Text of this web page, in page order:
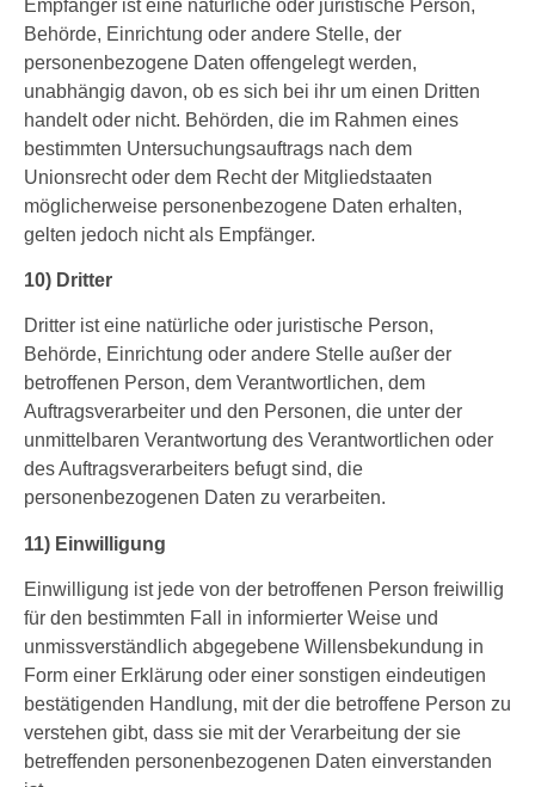
Empfänger ist eine natürliche oder juristische Person,
Behörde, Einrichtung oder andere Stelle, der
personenbezogene Daten offengelegt werden,
unabhängig davon, ob es sich bei ihr um einen Dritten
handelt oder nicht. Behörden, die im Rahmen eines
bestimmten Untersuchungsauftrags nach dem
Unionsrecht oder dem Recht der Mitgliedstaaten
möglicherweise personenbezogene Daten erhalten,
gelten jedoch nicht als Empfänger.
10) Dritter
Dritter ist eine natürliche oder juristische Person,
Behörde, Einrichtung oder andere Stelle außer der
betroffenen Person, dem Verantwortlichen, dem
Auftragsverarbeiter und den Personen, die unter der
unmittelbaren Verantwortung des Verantwortlichen oder
des Auftragsverarbeiters befugt sind, die
personenbezogenen Daten zu verarbeiten.
11) Einwilligung
Einwilligung ist jede von der betroffenen Person freiwillig
für den bestimmten Fall in informierter Weise und
unmissverständlich abgegebene Willensbekundung in
Form einer Erklärung oder einer sonstigen eindeutigen
bestätigenden Handlung, mit der die betroffene Person zu
verstehen gibt, dass sie mit der Verarbeitung der sie
betreffenden personenbezogenen Daten einverstanden